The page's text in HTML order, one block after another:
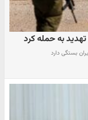
تهدید به حمله کرد
بستگی دارد